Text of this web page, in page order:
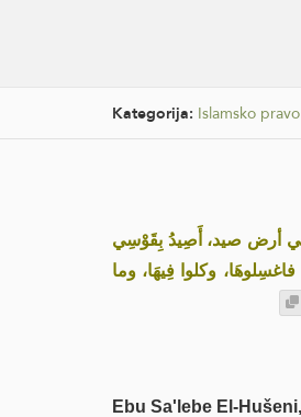
Kategorija: Islamsko
أرض صيد، أَصِيدُ بِقَوْسِي
وكلوا فِيهَا، وما
Ebu Sa'lebe El-